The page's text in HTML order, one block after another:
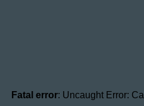
Fatal error: Uncaught Error: